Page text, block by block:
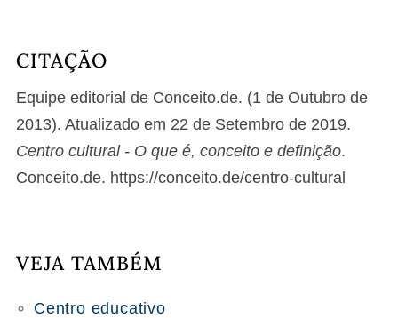
CITAÇÃO
Equipe editorial de Conceito.de. (1 de Outubro de
2013). Atualizado em 22 de Setembro de 2019.
Centro cultural - O que é, conceito e definição.
Conceito.de. https://conceito.de/centro-cultural
VEJA TAMBÉM
Centro educativo